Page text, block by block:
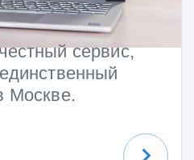
сервис,
Москве.